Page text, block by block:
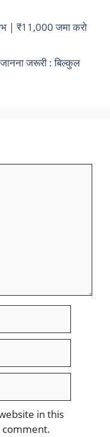
| ₹11,000 जमा करो
जरूरी : बिल्कुल
in this